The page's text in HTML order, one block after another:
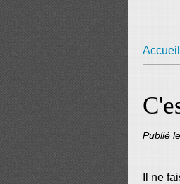
Accueil
Publié le
Il ne